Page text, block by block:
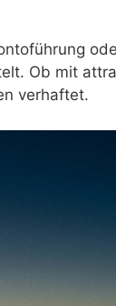
Ob mit
verhaftet.